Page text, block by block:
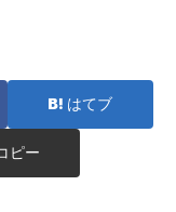
はてブ
ピー